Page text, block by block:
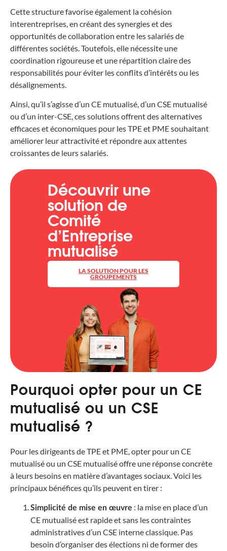
Cette structure favorise également la cohésion
interentreprises, en créant des synergies et des
opportunités de collaboration entre les salariés de
différentes sociétés. Toutefois, elle nécessite une
coordination rigoureuse et une répartition claire des
responsabilités pour éviter les conflits d’intérêts ou les
désalignements.
Ainsi, qu’il s’agisse d’un CE mutualisé, d’un CSE mutualisé
ou d’un inter-CSE, ces solutions offrent des alternatives
efficaces et économiques pour les TPE et PME souhaitant
améliorer leur attractivité et répondre aux attentes
croissantes de leurs salariés.
Découvrir une
solution de
Comité
d’Entreprise
mutualisé
LA SOLUTION POUR LES
GROUPEMENTS
Pourquoi opter pour un CE
mutualisé ou un CSE
mutualisé ?
Pour les dirigeants de TPE et PME, opter pour un CE
mutualisé ou un CSE mutualisé offre une réponse concrète
à leurs besoins en matière d’avantages sociaux. Voici les
principaux bénéfices qu’ils peuvent en tirer :
Simplicité de mise en œuvre : la mise en place d’un
CE mutualisé est rapide et sans les contraintes
administratives d’un CSE interne classique. Pas
besoin d’organiser des élections ni de former des